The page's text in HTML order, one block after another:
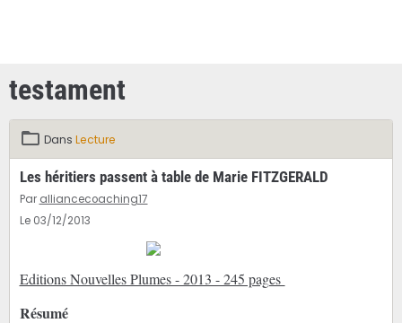
testament
Dans Lecture
Les héritiers passent à table de Marie FITZGERALD
Par alliancecoaching17
Le 03/12/2013
Editions Nouvelles Plumes - 2013 - 245 pages
Résumé